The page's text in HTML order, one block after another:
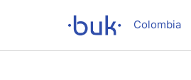
Colombia